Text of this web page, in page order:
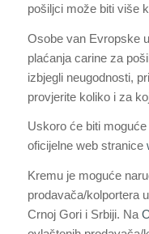
pošiljci može biti više
Osobe van Evropske
plaćanja carine za
izbjegli neugodnosti,
provjerite koliko i za
Uskoro će biti
oficijelne web stranice
Kremu je moguće
prodavača/kolportera
Crnoj Gori i Srbiji. Na